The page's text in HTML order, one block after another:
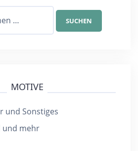
SUCHEN
MOTIVE
und Sonstiges
und mehr